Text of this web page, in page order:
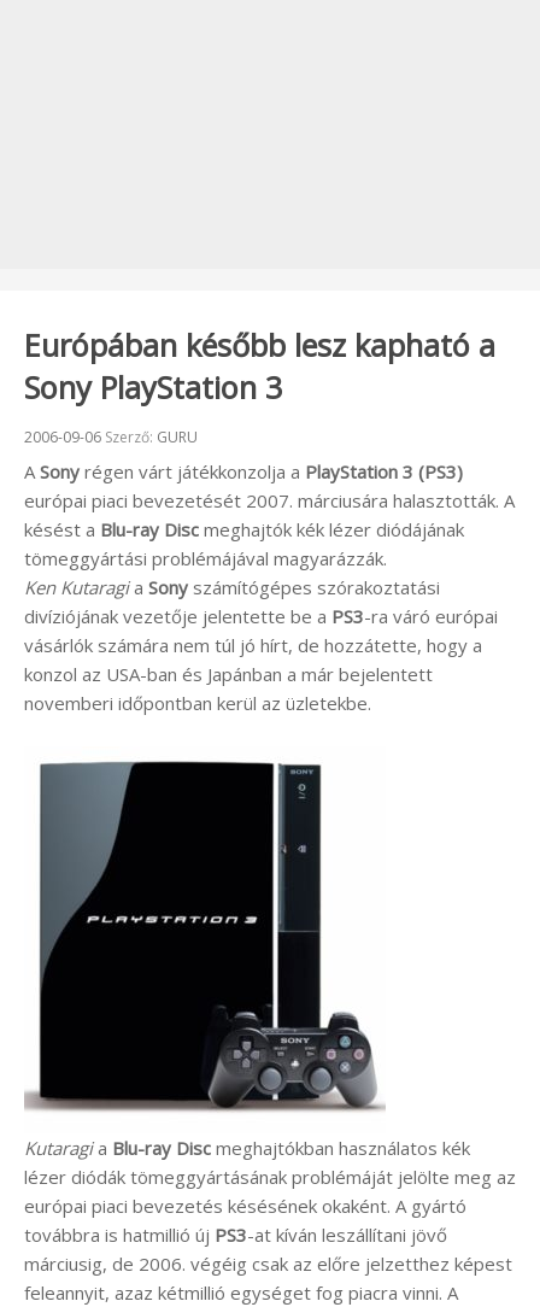
Európában később lesz kapható a
Sony PlayStation 3
Beküldve:
2006-09-06 Szerző: GURU
A Sony régen várt játékkonzolja a PlayStation 3 (PS3)
európai piaci bevezetését 2007. márciusára halasztották. A
késést a Blu-ray Disc meghajtók kék lézer diódájának
tömeggyártási problémájával magyarázzák.
Ken Kutaragia Sony számítógépes szórakoztatási
divíziójának vezetője jelentette be a PS3-ra váró európai
vásárlók számára nem túl jó hírt, de hozzátette, hogy a
konzol az USA-ban és Japánban a már bejelentett
novemberi időpontban kerül az üzletekbe.
Kutaragia Blu-ray Disc meghajtókban használatos kék
lézer diódák tömeggyártásának problémáját jelölte meg az
európai piaci bevezetés késésének okaként. A gyártó
továbbra is hatmillió új PS3-at kíván leszállítani jövő
márciusig, de 2006. végéig csak az előre jelzetthez képest
feleannyit, azaz kétmillió egységet fog piacra vinni. A